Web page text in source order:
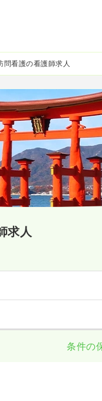
問看護の看護師求人
求人
条件の